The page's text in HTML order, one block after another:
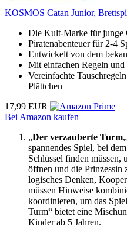
KOSMOS Catan Junior,
Die Kult-Marke für junge
Piratenabenteuer für 2-4
Entwickelt von dem
Mit einfachen Regeln und
Vereinfachte
Plättchen
17,99 EUR
Bei Amazon kaufen
„Der verzauberte Turm
spannendes Spiel, bei
Schlüssel finden müssen,
öffnen und die Prinzessin
logisches Denken,
müssen Hinweise
koordinieren, um das
Turm“ bietet eine
Kinder ab 5 Jahren.